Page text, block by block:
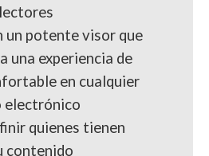
un potente visor que
una experiencia de
en cualquier
electrónico
quienes tienen
contenido